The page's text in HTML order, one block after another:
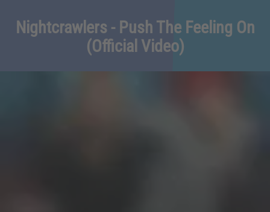
Nightcrawlers - Push The Feeling On
(Official Video)